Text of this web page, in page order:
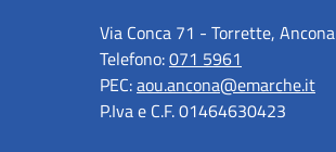
Via Conca 71 - Torrette, Ancona
Telefono:071 5961
PEC:aou.ancona@emarche.it
P.Iva e C.F. 01464630423